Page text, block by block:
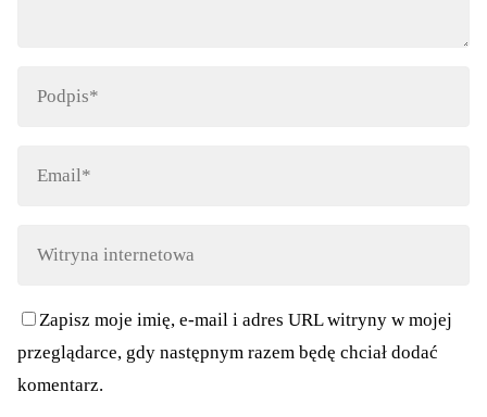
Zapisz moje imię, e-mail i adres URL witryny w mojej
przeglądarce, gdy następnym razem będę chciał dodać
komentarz.